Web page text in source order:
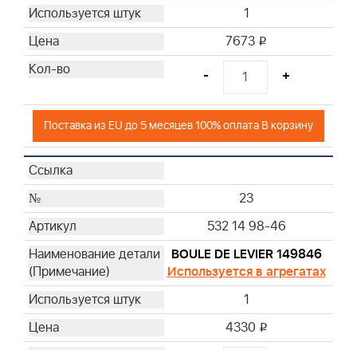
1
7673 i
- +
Поставка из EU до 5 месяцев 100% оплата В корзину
23
532 14 98-46
BOULE DE LEVIER 149846
Используется в агрегатах
1
4330 i